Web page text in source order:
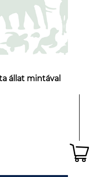
állat mintával